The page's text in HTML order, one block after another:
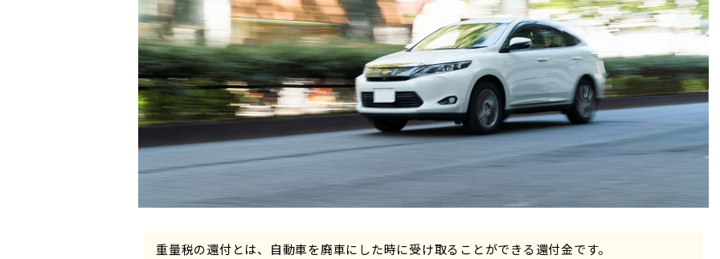
重量税の還付とは、自動車を廃車にした時に受け取ることができる還付金です。